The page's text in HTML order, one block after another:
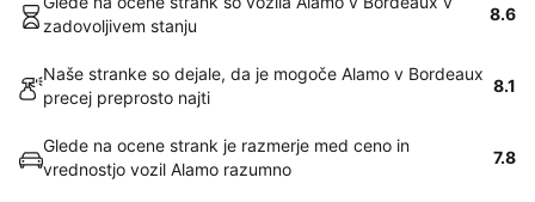
zadovoljivem stanju
8.6
Naše stranke so dejale, da je mogoče Alamo v Bordeaux
precej preprosto najti
8.1
Glede na ocene strank je razmerje med ceno in
vrednostjo vozil Alamo razumno
7.8